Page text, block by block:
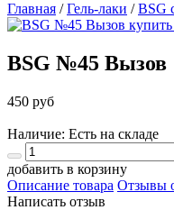
Главная /Гель-лаки /BSG
BSG №45 Вызов
450 руб
Наличие: Есть на складе
добавить в корзину
Описание товара Отзывы
Написать отзыв